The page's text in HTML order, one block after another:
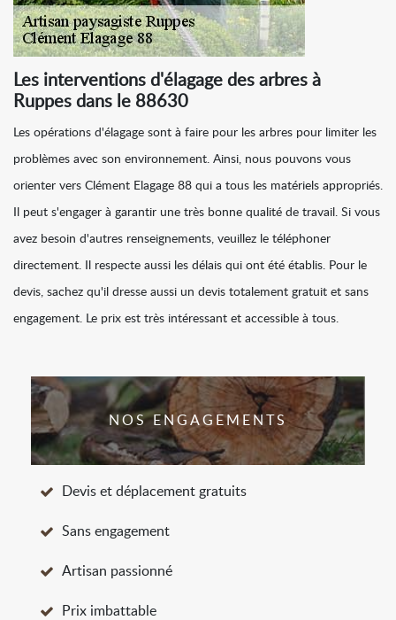
Les interventions d'élagage des arbres à
Ruppes dans le 88630
Les opérations d'élagage sont à faire pour les arbres pour limiter les
problèmes avec son environnement. Ainsi, nous pouvons vous
orienter vers Clément Elagage 88 qui a tous les matériels appropriés.
Il peut s'engager à garantir une très bonne qualité de travail. Si vous
avez besoin d'autres renseignements, veuillez le téléphoner
directement. Il respecte aussi les délais qui ont été établis. Pour le
devis, sachez qu'il dresse aussi un devis totalement gratuit et sans
engagement. Le prix est très intéressant et accessible à tous.
NOS ENGAGEMENTS
Devis et déplacement gratuits
Sans engagement
Artisan passionné
Prix imbattable